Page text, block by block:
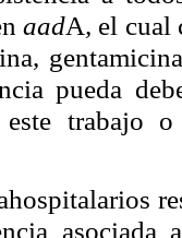
aadA, el cual
pueda
este trabajo